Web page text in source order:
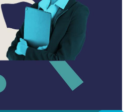
Festivāls
Arhīvs
LAMPĀ 2026